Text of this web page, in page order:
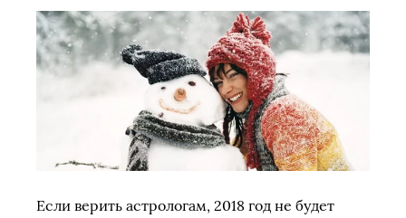
Если верить астрологам, 2018 год не будет